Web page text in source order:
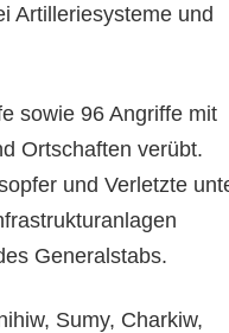
Artilleriesysteme und
sowie 96 Angriffe mit
Ortschaften verübt.
und Verletzte
Generalstabs.
Sumy, Charkiw,